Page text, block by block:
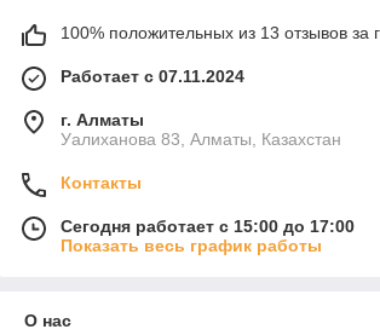
100% положительных из 13 отзывов за
Работает с 07.11.2024
г. Алматы
Уалиханова 83, Алматы, Казахстан
Контакты
Сегодня работает с 15:00 до 17:00
Показать весь график работы
О нас